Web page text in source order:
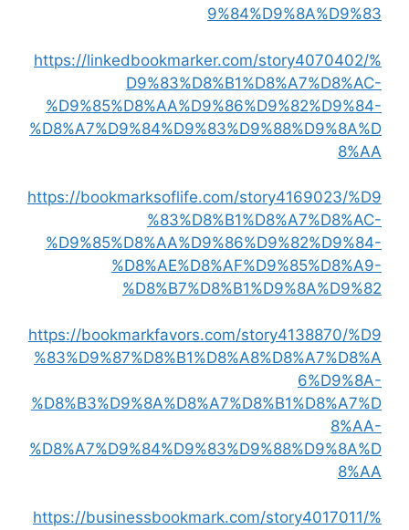
9%84%D9%8A%D9%83
https://linkedbookmarker.com/story4070402/%
D9%83%D8%B1%D8%A7%D8%AC-
%D9%85%D8%AA%D9%86%D9%82%D9%84-
%D8%A7%D9%84%D9%83%D9%88%D9%8A%D
8%AA
https://bookmarksoflife.com/story4169023/%D9
%83%D8%B1%D8%A7%D8%AC-
%D9%85%D8%AA%D9%86%D9%82%D9%84-
%D8%AE%D8%AF%D9%85%D8%A9-
%D8%B7%D8%B1%D9%8A%D9%82
https://bookmarkfavors.com/story4138870/%D9
%83%D9%87%D8%B1%D8%A8%D8%A7%D8%A
6%D9%8A-
%D8%B3%D9%8A%D8%A7%D8%B1%D8%A7%D
8%AA-
%D8%A7%D9%84%D9%83%D9%88%D9%8A%D
8%AA
https://businessbookmark.com/story4017011/%